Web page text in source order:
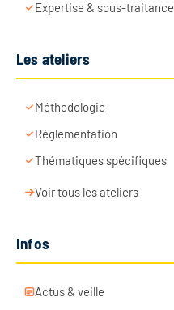
Expertise & sous-traitance
Les ateliers
Méthodologie
Réglementation
Thématiques spécifiques
Voir tous les ateliers
Infos
Actus & veille